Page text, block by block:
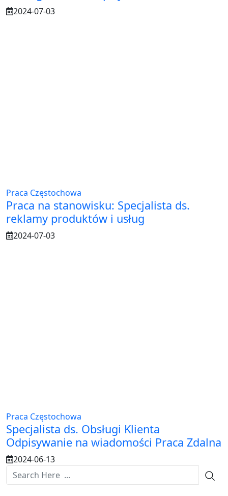
2024-07-03
Praca Częstochowa
Praca na stanowisku: Specjalista ds.
reklamy produktów i usług
2024-07-03
Praca Częstochowa
Specjalista ds. Obsługi Klienta
Odpisywanie na wiadomości Praca Zdalna
2024-06-13